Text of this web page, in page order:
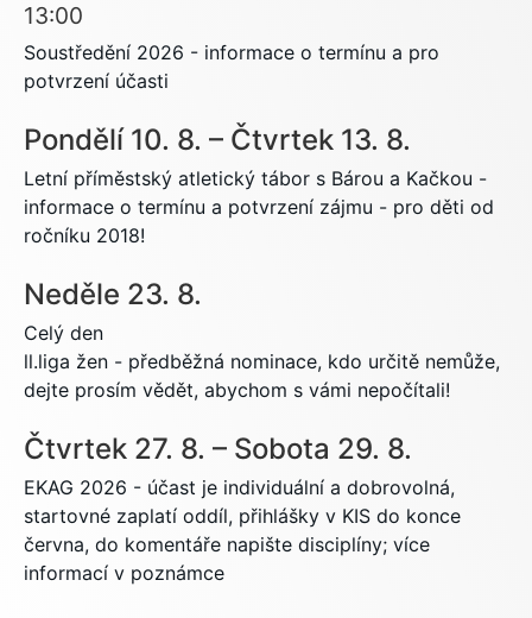
13:00
Soustředění 2026 - informace o termínu a pro
potvrzení účasti
Pondělí 10. 8. – Čtvrtek 13. 8.
Letní příměstský atletický tábor s Bárou a Kačkou -
informace o termínu a potvrzení zájmu - pro děti od
ročníku 2018!
Neděle 23. 8.
Celý den
ll.liga žen - předběžná nominace, kdo určitě nemůže,
dejte prosím vědět, abychom s vámi nepočítali!
Čtvrtek 27. 8. – Sobota 29. 8.
EKAG 2026 - účast je individuální a dobrovolná,
startovné zaplatí oddíl, přihlášky v KIS do konce
června, do komentáře napište disciplíny; více
informací v poznámce